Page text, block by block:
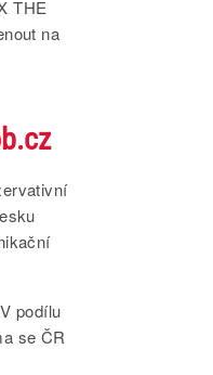
THE
na
podílu
se ČR